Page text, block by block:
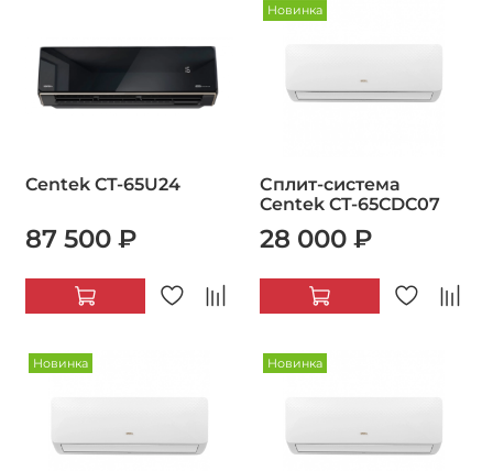
Centek CT-65U24
87 500 ₽
Новинка
Сплит-система
Centek CT-65CDC07
28 000 ₽
Новинка Новинка